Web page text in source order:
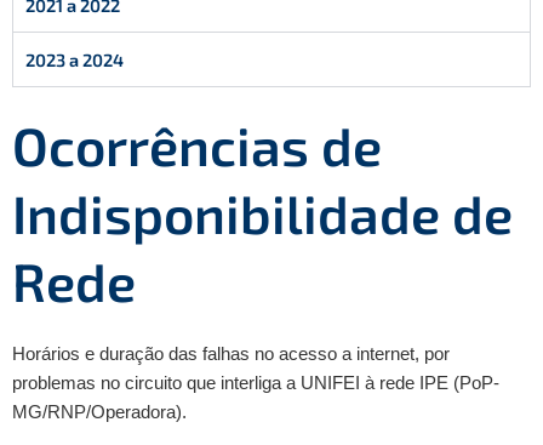
2021 a 2022
2023 a 2024
Ocorrências de
Indisponibilidade de
Rede
Horários e duração das falhas no acesso a internet, por
problemas no circuito que interliga a UNIFEI à rede IPE (PoP-
MG/RNP/Operadora).